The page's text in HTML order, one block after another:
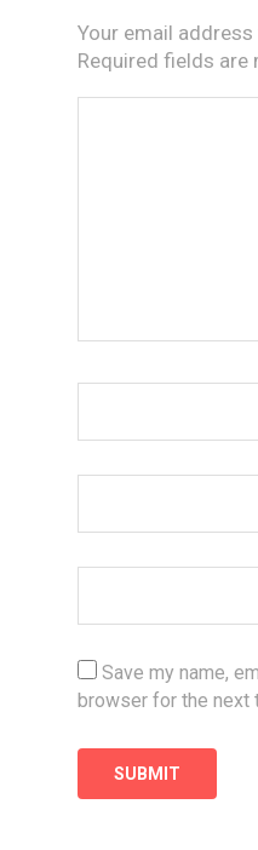
Your email address
Required fields are
Save my name,
browser for the next